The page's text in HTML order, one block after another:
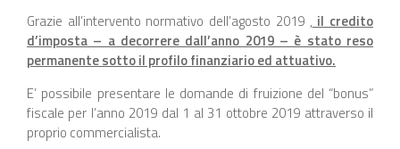
Grazie all’intervento normativo dell’agosto 2019 , il credito
d’imposta – a decorrere dall’anno 2019 – è stato reso
permanente sotto il profilo finanziario ed attuativo.
E’ possibile presentare le domande di fruizione del “bonus”
fiscale per l’anno 2019 dal 1 al 31 ottobre 2019 attraverso il
proprio commercialista.